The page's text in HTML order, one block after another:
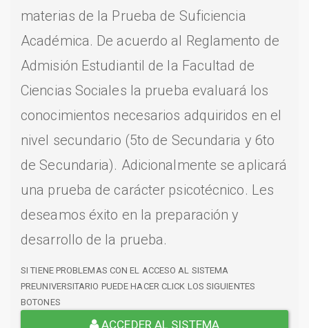
materias de la Prueba de Suficiencia
Académica. De acuerdo al Reglamento de
Admisión Estudiantil de la Facultad de
Ciencias Sociales la prueba evaluará los
conocimientos necesarios adquiridos en el
nivel secundario (5to de Secundaria y 6to
de Secundaria). Adicionalmente se aplicará
una prueba de carácter psicotécnico. Les
deseamos éxito en la preparación y
desarrollo de la prueba.
SI TIENE PROBLEMAS CON EL ACCESO AL SISTEMA
PREUNIVERSITARIO PUEDE HACER CLICK LOS SIGUIENTES
BOTONES
ACCEDER AL SISTEMA